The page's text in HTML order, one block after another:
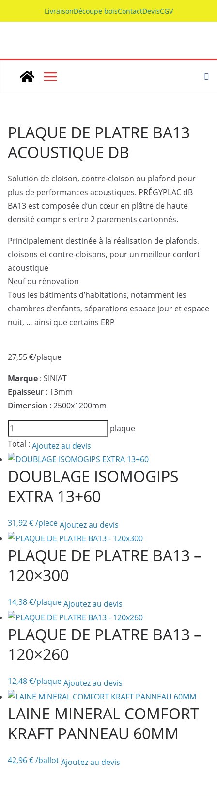
to
LivraisonDécoupe boisContactDevisCGV
PLAQUE DE PLATRE BA13
ACOUSTIQUE DB
Solution de cloison, contre-cloison ou plafond pour
plus de performances acoustiques. PRÉGYPLAC dB
BA13 est composée d’un cœur en plâtre de haute
densité compris entre 2 parements cartonnés.
Principalement destinée à la réalisation de plafonds,
cloisons et contre-cloisons, pour un meilleur confort
acoustique
Neuf ou rénovation
Tous les bâtiments d’habitations, notamment les
chambres d’enfants, séparations espace jour et espace
nuit, … ainsi que certains ERP
27,55€/plaque
Marque : SINIAT
Epaisseur : 13mm
Dimension : 2500x1200mm
quantité
de
PLAQUE
PLATRE
BA13
DB
plaque
Total : Ajoutez au devis
DOUBLAGE ISOMOGIPS
EXTRA 13+60
31,92€/pieceAjoutez au devis
PLAQUE DE PLATRE BA13 –
120×300
14,38€/plaqueAjoutez au devis
PLAQUE DE PLATRE BA13 –
120×260
12,48€/plaqueAjoutez au devis
LAINE MINERAL COMFORT
KRAFT PANNEAU 60MM
42,96€/ballotAjoutez au devis